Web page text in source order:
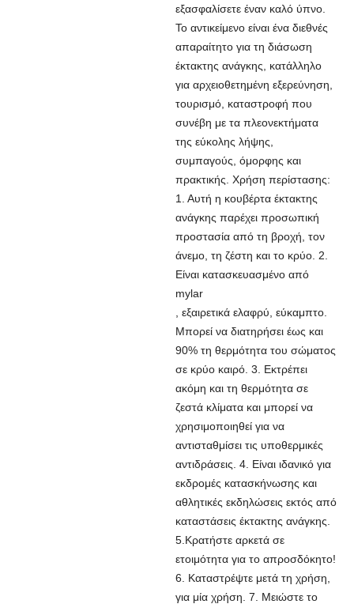
εξασφαλίσετε έναν καλό ύπνο.
Το αντικείμενο είναι ένα διεθνές
απαραίτητο για τη διάσωση
έκτακτης ανάγκης, κατάλληλο
για αρχειοθετημένη εξερεύνηση,
τουρισμό, καταστροφή που
συνέβη με τα πλεονεκτήματα
της εύκολης λήψης,
συμπαγούς, όμορφης και
πρακτικής. Χρήση περίστασης:
1. Αυτή η κουβέρτα έκτακτης
ανάγκης παρέχει προσωπική
προστασία από τη βροχή, τον
άνεμο, τη ζέστη και το κρύο. 2.
Είναι κατασκευασμένο από
mylar
, εξαιρετικά ελαφρύ, εύκαμπτο.
Μπορεί να διατηρήσει έως και
90% τη θερμότητα του σώματος
σε κρύο καιρό. 3. Εκτρέπει
ακόμη και τη θερμότητα σε
ζεστά κλίματα και μπορεί να
χρησιμοποιηθεί για να
αντισταθμίσει τις υποθερμικές
αντιδράσεις. 4. Είναι ιδανικό για
εκδρομές κατασκήνωσης και
αθλητικές εκδηλώσεις εκτός από
καταστάσεις έκτακτης ανάγκης.
5.Κρατήστε αρκετά σε
ετοιμότητα για το απροσδόκητο!
6. Καταστρέψτε μετά τη χρήση,
για μία χρήση. 7. Μειώστε το